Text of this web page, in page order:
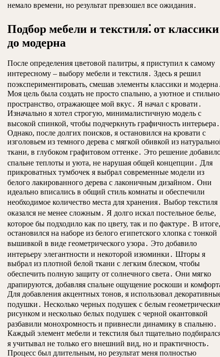
немало времени, но результат превзошел все ожидания․
Подбор мебели и текстиля⁚ от классики
до модерна
После определения цветовой палитры, я приступил к самому
интересному – выбору мебели и текстиля․ Здесь я решил
поэкспериментировать, смешав элементы классики и
Моя цель была создать не просто спальню, а уютное и
пространство, отражающее мой вкус․ Я начал с кровати․
Изначально я хотел строгую, минималистичную модель с
высокой спинкой, чтобы подчеркнуть графичность интерьера․
Однако, после долгих поисков, я остановился на кровати с
изголовьем из темного дерева с мягкой обивкой из
ткани, в глубоком графитовом оттенке․ Это решение
спальне теплоты и уюта, не нарушая общей концепции․ Для
прикроватных тумбочек я выбрал современные модели из
белого лакированного дерева с лаконичным дизайном․ Они
идеально вписались в общий стиль комнаты и обеспечили
необходимое количество места для хранения․ Выбор текстиля
оказался не менее сложным․ Я долго искал постельное белье,
которое бы подходило как по цвету, так и по фактуре․ В
остановился на наборе из белого египетского хлопка с тонкой
вышивкой в виде геометрического узора․ Это добавило
интерьеру элегантности и некоторой изюминки․ Шторы я
выбрал из плотной белой ткани с легким блеском, чтобы
обеспечить полную защиту от солнечного света․ Они мягко
драпируются, добавляя спальне ощущение роскоши и
Для добавления акцентных тонов, я использовал
подушки․ Несколько черных подушек с белым
рисунком и несколько белых подушек с черной окантовкой
разбавили монохромность и привнесли динамику в спальню․
Каждый элемент мебели и текстиля был тщательно
я учитывал не только его внешний вид, но и практичность․
Процесс был длительным, но результат меня полностью